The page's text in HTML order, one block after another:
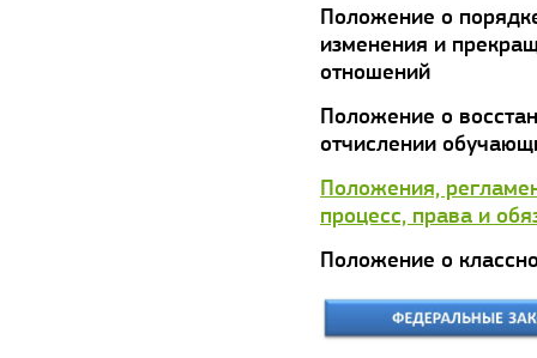
Положение о
изменения и
отношений
Положение о
отчислении
Положения,
процесс, права и
Положение о